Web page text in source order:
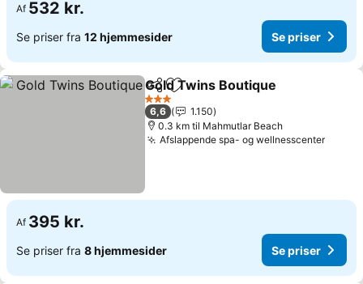
Af 532 kr.
Se priser fra 12 hjemmesider Se priser
Del Føj til favoritter
Gold Twins Boutique
3 Stjerner
6,6
1.150
0.3 km til Mahmutlar Beach
Afslappende spa- og wellnesscenterSe
Af 395 kr.
Se priser fra 8 hjemmesider Se priser